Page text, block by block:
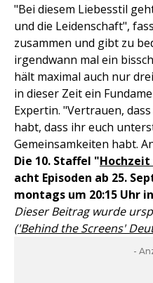
"Bei diesem Liebesstil
und die Leidenschaft",
zusammen und gibt zu
irgendwann mal ein
hält maximal auch nur
in dieser Zeit ein
Expertin. "Vertrauen,
habt, dass ihr euch
Gemeinsamkeiten habt.
Die 10. Staffel "
acht Episoden ab 25.
montags um 20:15 Uhr
Dieser Beitrag wurde
('Behind the Screens'
-